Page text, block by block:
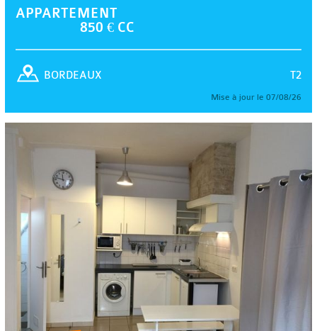
APPARTEMENT
850 € CC
T2
BORDEAUX
Mise à jour le 07/08/26